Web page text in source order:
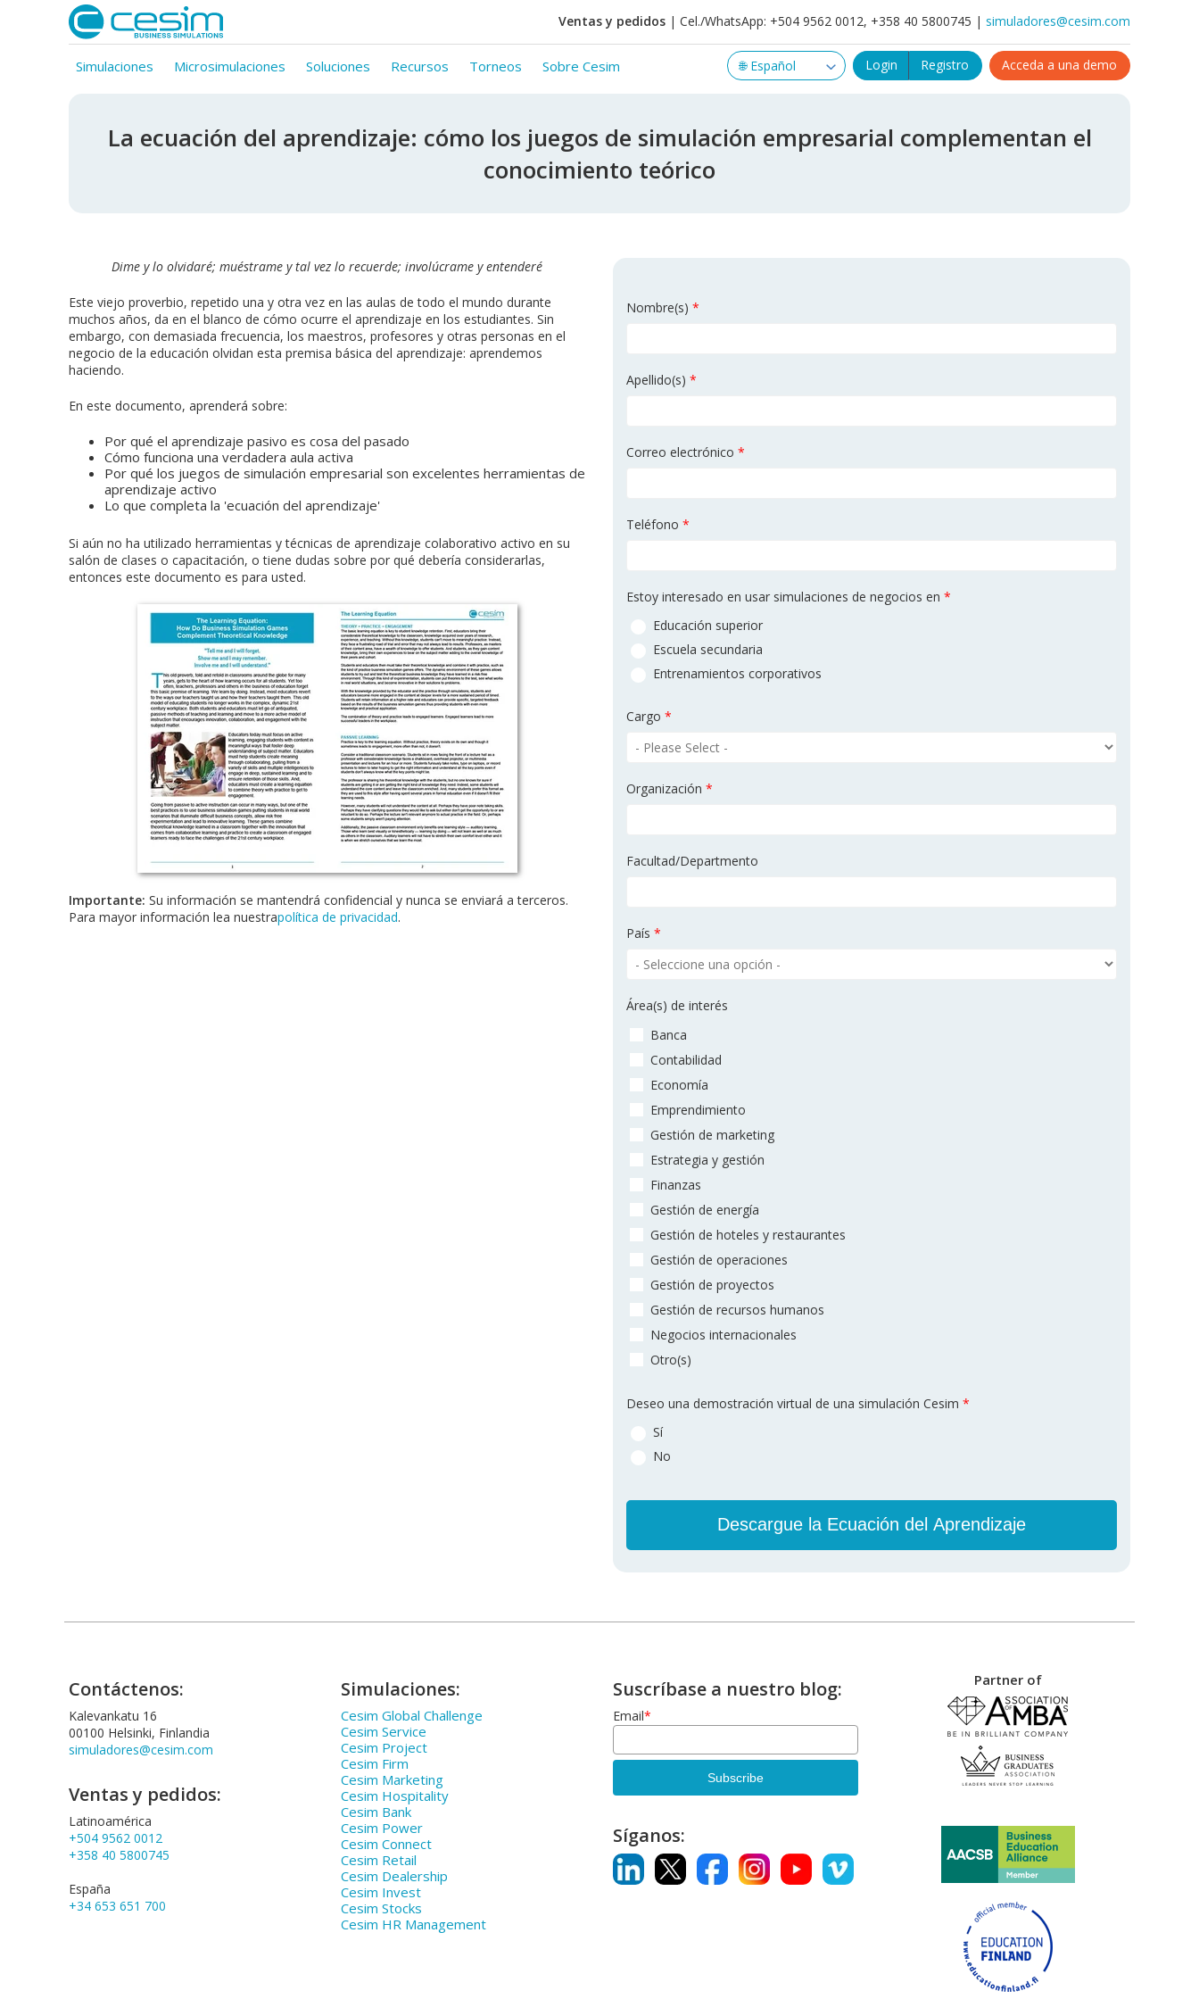
Ventas y pedidos| Cel./WhatsApp: +504 9562 0012, +358 40 5800745 | simuladores@cesim.com
Simulaciones Microsimulaciones Soluciones Recursos Torneos Sobre Cesim Login Registro Acceda a una demo
La ecuación del aprendizaje: cómo los juegos de simulación empresarial complementan el
conocimiento teórico
Dime y lo olvidaré; muéstrame y tal vez lo recuerde; involúcrame y entenderé
Este viejo proverbio, repetido una y otra vez en las aulas de todo el mundo durante
muchos años, da en el blanco de cómo ocurre el aprendizaje en los estudiantes. Sin
embargo, con demasiada frecuencia, los maestros, profesores y otras personas en el
negocio de la educación olvidan esta premisa básica del aprendizaje: aprendemos
haciendo.
En este documento, aprenderá sobre:
Por qué el aprendizaje pasivo es cosa del pasado
Cómo funciona una verdadera aula activa
Por qué los juegos de simulación empresarial son excelentes herramientas de
aprendizaje activo
Lo que completa la 'ecuación del aprendizaje'
Si aún no ha utilizado herramientas y técnicas de aprendizaje colaborativo activo en su
salón de clases o capacitación, o tiene dudas sobre por qué debería considerarlas,
entonces este documento es para usted.
Importante: Su información se mantendrá confidencial y nunca se enviará a terceros.
Para mayor información lea nuestrapolítica de privacidad.
Nombre(s) *
Apellido(s) *
Correo electrónico *
Teléfono *
Estoy interesado en usar simulaciones de negocios en *
Educación superior
Escuela secundaria
Entrenamientos corporativos
Cargo *
Organización *
Facultad/Departmento
País *
Área(s) de interés
Banca
Contabilidad
Economía
Emprendimiento
Gestión de marketing
Estrategia y gestión
Finanzas
Gestión de energía
Gestión de hoteles y restaurantes
Gestión de operaciones
Gestión de proyectos
Gestión de recursos humanos
Negocios internacionales
Otro(s)
Deseo una demostración virtual de una simulación Cesim *
Sí
No
Contáctenos:
Kalevankatu 16
00100 Helsinki, Finlandia
simuladores@cesim.com
Ventas y pedidos:
Latinoamérica
+504 9562 0012
+358 40 5800745
España
+34 653 651 700
Simulaciones:
Cesim Global Challenge
Cesim Service
Cesim Project
Cesim Firm
Cesim Marketing
Cesim Hospitality
Cesim Bank
Cesim Power
Cesim Connect
Cesim Retail
Cesim Dealership
Cesim Invest
Cesim Stocks
Cesim HR Management
Suscríbase a nuestro blog:
Email*
Síganos:
Partner of